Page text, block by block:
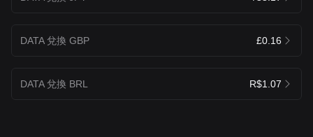
DATA 兌換 GBP £0.16
DATA 兌換 BRL R$1.07